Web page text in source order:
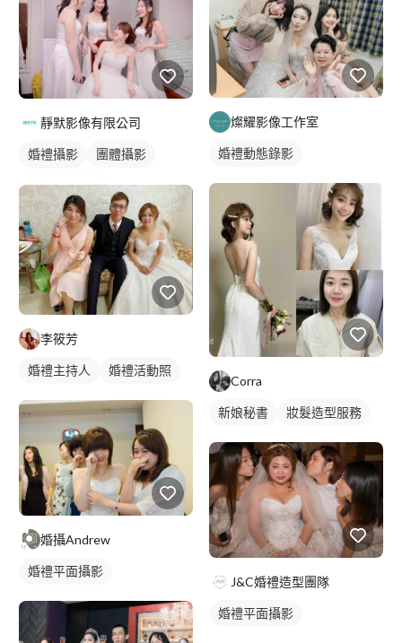
靜默影像有限公司
婚禮攝影
團體攝影
李筱芳
婚禮主持人 婚禮活動照
婚攝Andrew
婚禮平面攝影
燦耀影像工作室
婚禮動態錄影
Corra
新娘秘書 妝髮造型服務
J&C婚禮造型團隊
婚禮平面攝影